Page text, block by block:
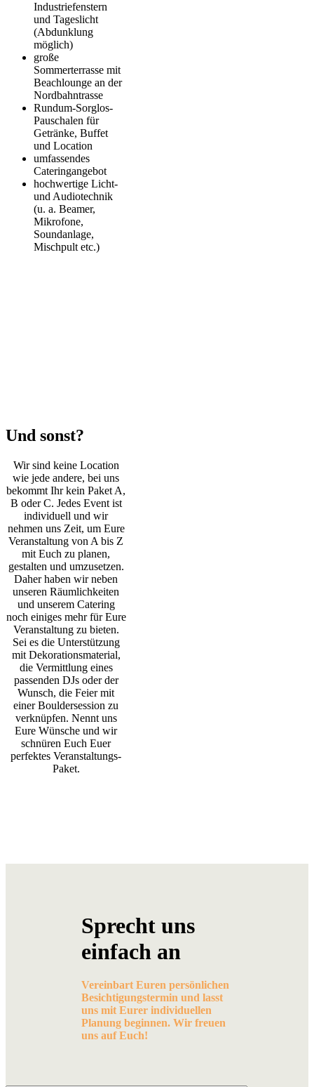
Industriefenstern
und Tageslicht
(Abdunklung
möglich)
große
Sommerterrasse mit
Beachlounge an der
Nordbahntrasse
Rundum-Sorglos-
Pauschalen für
Getränke, Buffet
und Location
umfassendes
Cateringangebot
hochwertige Licht-
und Audiotechnik
(u. a. Beamer,
Mikrofone,
Soundanlage,
Mischpult etc.)
Und sonst?
Wir sind keine Location
wie jede andere, bei uns
bekommt Ihr kein Paket A,
B oder C. Jedes Event ist
individuell und wir
nehmen uns Zeit, um Eure
Veranstaltung von A bis Z
mit Euch zu planen,
gestalten und umzusetzen.
Daher haben wir neben
unseren Räumlichkeiten
und unserem Catering
noch einiges mehr für Eure
Veranstaltung zu bieten.
Sei es die Unterstützung
mit Dekorationsmaterial,
die Vermittlung eines
passenden DJs oder der
Wunsch, die Feier mit
einer Bouldersession zu
verknüpfen. Nennt uns
Eure Wünsche und wir
schnüren Euch Euer
perfektes Veranstaltungs-
Paket.
Sprecht uns
einfach an
Vereinbart Euren persönlichen
Besichtigungstermin und lasst
uns mit Eurer individuellen
Planung beginnen. Wir freuen
uns auf Euch!